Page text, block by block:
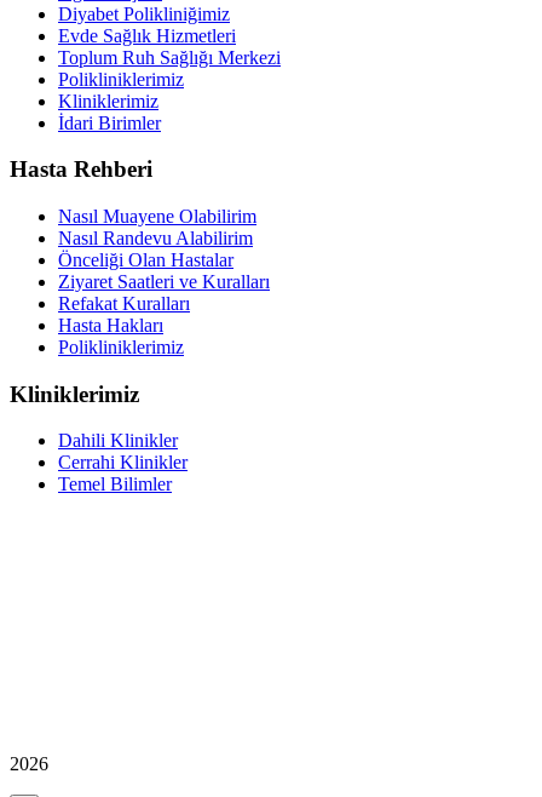
Diyabet Polikliniğimiz
Evde Sağlık Hizmetleri
Toplum Ruh Sağlığı Merkezi
Polikliniklerimiz
Kliniklerimiz
İdari Birimler
Hasta Rehberi
Nasıl Muayene Olabilirim
Nasıl Randevu Alabilirim
Önceliği Olan Hastalar
Ziyaret Saatleri ve Kuralları
Refakat Kuralları
Hasta Hakları
Polikliniklerimiz
Kliniklerimiz
Dahili Klinikler
Cerrahi Klinikler
Temel Bilimler
2026